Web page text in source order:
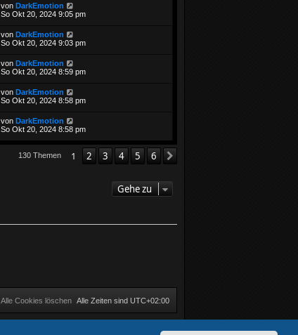
von DarkEmotion
So Okt 20, 2024 9:05 pm
von DarkEmotion
So Okt 20, 2024 9:03 pm
von DarkEmotion
So Okt 20, 2024 8:59 pm
von DarkEmotion
So Okt 20, 2024 8:58 pm
von DarkEmotion
So Okt 20, 2024 8:58 pm
130 Themen 1 2 3 4 5 6
Gehe zu
Alle Zeiten sind UTC+02:00
Alle Cookies löschen